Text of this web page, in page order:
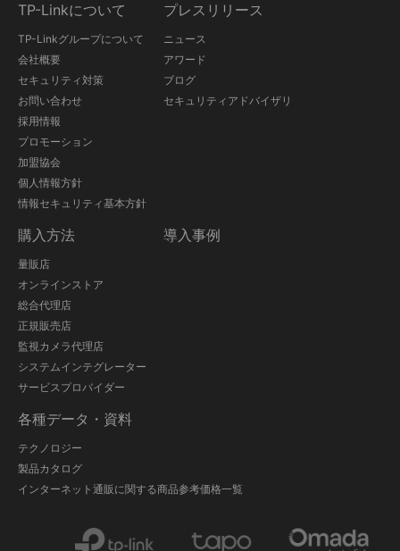
TP-Linkについて
TP-Linkグループについて
会社概要
セキュリティ対策
お問い合わせ
採用情報
プロモーション
加盟協会
個人情報方針
情報セキュリティ基本方針
プレスリリース
ニュース
アワード
ブログ
セキュリティアドバイザリ
購入方法
量販店
オンラインストア
総合代理店
正規販売店
監視カメラ代理店
システムインテグレーター
サービスプロバイダー
導入事例
各種データ・資料
テクノロジー
製品カタログ
インターネット通販に関する商品参考価格一覧